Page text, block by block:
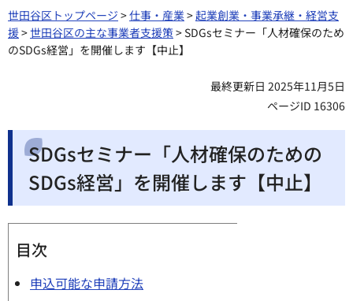
世田谷区トップページ >仕事・産業>起業創業・事業承継・経営支
援>世田谷区の主な事業者支援策> SDGsセミナー「人材確保のため
のSDGs経営」を開催します【中止】
最終更新日 2025年11月5日
ページID 16306
SDGsセミナー「人材確保のための
SDGs経営」を開催します【中止】
目次
申込可能な申請方法